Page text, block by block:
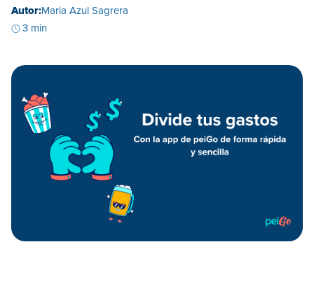
Autor:Maria Azul Sagrera
3 min